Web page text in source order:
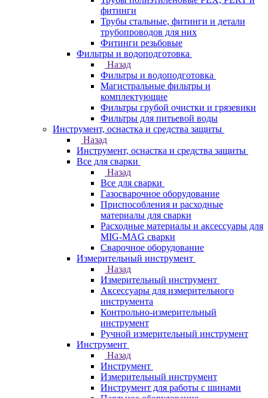
фитинги
Трубы стальные, фитинги и детали
трубопроводов для них
Фитинги резьбовые
Фильтры и водоподготовка
Назад
Фильтры и водоподготовка
Магистральные фильтры и
комплектующие
Фильтры грубой очистки и грязевики
Фильтры для питьевой воды
Инструмент, оснастка и средства защиты
Назад
Инструмент, оснастка и средства защиты
Все для сварки
Назад
Все для сварки
Газосварочное оборудование
Приспособления и расходные
материалы для сварки
Расходные материалы и аксессуары для
MIG-MAG сварки
Сварочное оборудование
Измерительный инструмент
Назад
Измерительный инструмент
Аксессуары для измерительного
инструмента
Контрольно-измерительный
инструмент
Ручной измерительный инструмент
Инструмент
Назад
Инструмент
Измерительный инструмент
Инструмент для работы с шинами